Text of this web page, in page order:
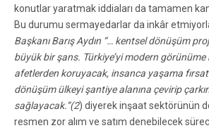
konutlar yaratmak iddiaları da tamamen
Bu durumu sermayedarlar da inkâr
Başkanı Barış Aydın “… kentsel dönüşüm
büyük bir şans. Türkiye’yi modern
afetlerden koruyacak, insanca yaşama
dönüşüm ülkeyi şantiye alanına çevirip
sağlayacak.”(2) diyerek inşaat sektörünün
resmen zor alım ve satım denebilecek